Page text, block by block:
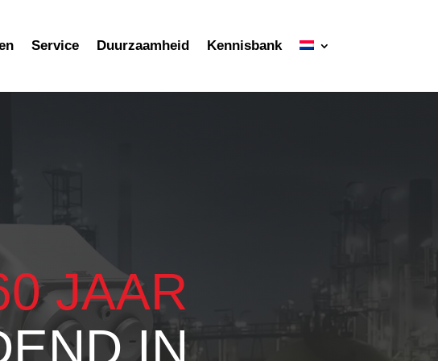
Service Duurzaamheid Kennisbank
JAAR
IN